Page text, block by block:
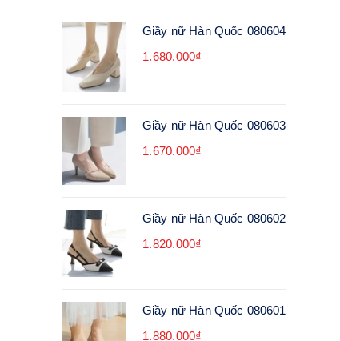
Giầy nữ Hàn Quốc 080604
1.680.000₫
Giầy nữ Hàn Quốc 080603
1.670.000₫
Giầy nữ Hàn Quốc 080602
1.820.000₫
Giầy nữ Hàn Quốc 080601
1.880.000₫